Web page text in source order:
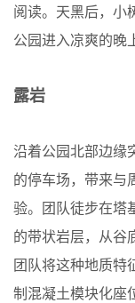
阅读。天黑后，小
公园进入凉爽的晚
露岩
沿着公园北部边缘
的停车场，带来与
验。团队徒步在塔
的带状岩层，从谷
团队将这种地质特
制混凝土模块化座